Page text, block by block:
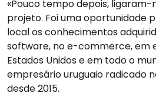
«Pouco tempo depois,
projeto. Foi uma oportunidade
local os conhecimentos
software, no e-commerce, em
Estados Unidos e em todo o
empresário uruguaio radicado
desde 2015.